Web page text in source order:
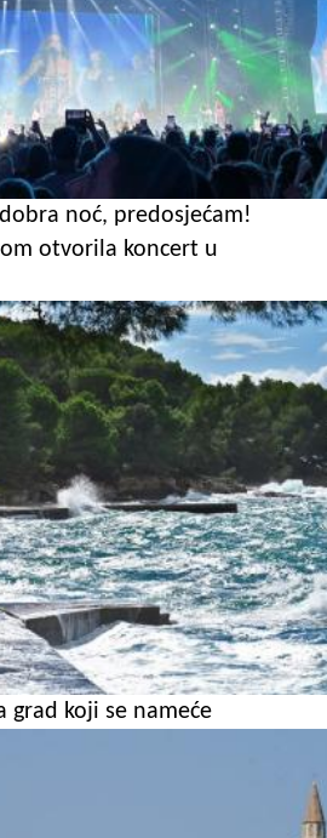
noć, predosjećam!
otvorila koncert u
grad koji se nameće